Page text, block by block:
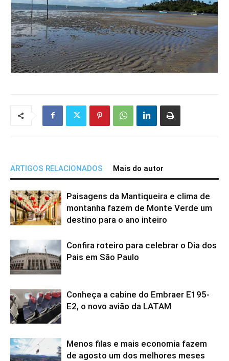
ARTIGOS RELACIONADOS Mais do autor
Paisagens da Mantiqueira e clima de
montanha fazem de Monte Verde um
destino para o ano inteiro
Confira roteiro para celebrar o Dia dos
Pais em São Paulo
Conheça a cabine do Embraer E195-
E2, o novo avião da LATAM
Menos filas e mais economia fazem
de agosto um dos melhores meses